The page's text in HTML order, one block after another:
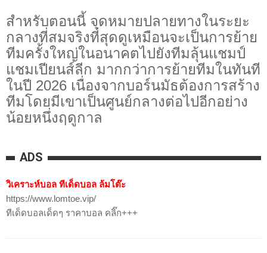
สำหรับตอนนี้ จุดหมายปลายทางในระยะ
กลางที่สมจริงที่สุดดูเหมือนจะเป็นการย้าย
ทีมครั้งใหญ่ในอนาคตไปยังทีมลุ้นแชมป์
แชมเปียนส์ลีก มากกว่าการย้ายทีมในทันที
ในปี 2026 เนื่องจากบอร์นมัธต้องการสร้าง
ทีมโดยมีเขาเป็นศูนย์กลางต่อไปอีกอย่าง
น้อยหนึ่งฤดูกาล
ADS
วิเคราะห์บอล ทีเด็ดบอล ล้มโต๊ะ
https://www.lomtoe.vip/
ทีเด็ดบอลเด็ดๆ ราคาบอล คลิ๊ก+++